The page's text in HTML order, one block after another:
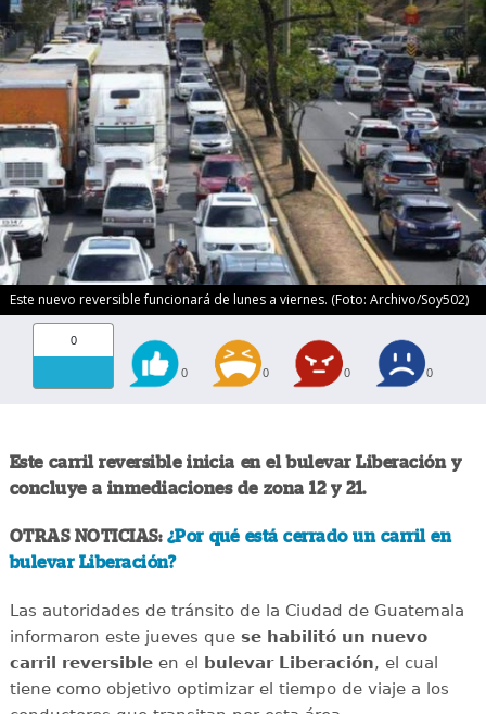
Este nuevo reversible funcionará de lunes a viernes. (Foto: Archivo/Soy502)
0
0 0 0 0
Este carril reversible inicia en el bulevar Liberación y
concluye a inmediaciones de zona 12 y 21.
OTRAS NOTICIAS: ¿Por qué está cerrado un carril en
bulevar Liberación?
Las autoridades de tránsito de la Ciudad de Guatemala
informaron este jueves que se habilitó un nuevo
carril reversibleen el bulevar Liberación, el cual
tiene como objetivo optimizar el tiempo de viaje a los